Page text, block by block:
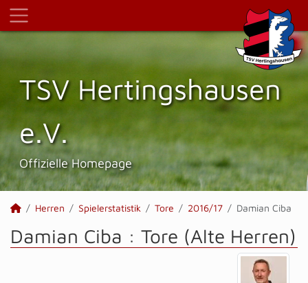
TSV Hertings­hausen
e.V.
Offizielle Homepage
Herren Spielerstatistik Tore 2016/17 Damian Ciba
Damian Ciba : Tore (Alte Herren)